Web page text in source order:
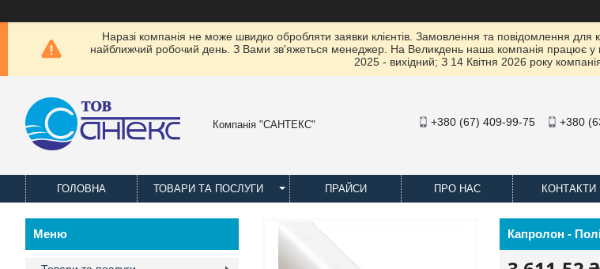
Наразі компанія не може швидко обробляти заявки клієнтів. Замовлення та повідомлення для
найближчий робочий день. З Вами зв'яжеться менеджер. На Великдень наша компанія працює у
2025 - вихідний; З 14 Квітня 2026 року
Компанія "САНТЕКС" +380 (67) 409-99-75 +380
ГОЛОВНА ТОВАРИ ТА ПОСЛУГИ ПРАЙСИ ПРО НАС КОНТАКТИ
Капролон -